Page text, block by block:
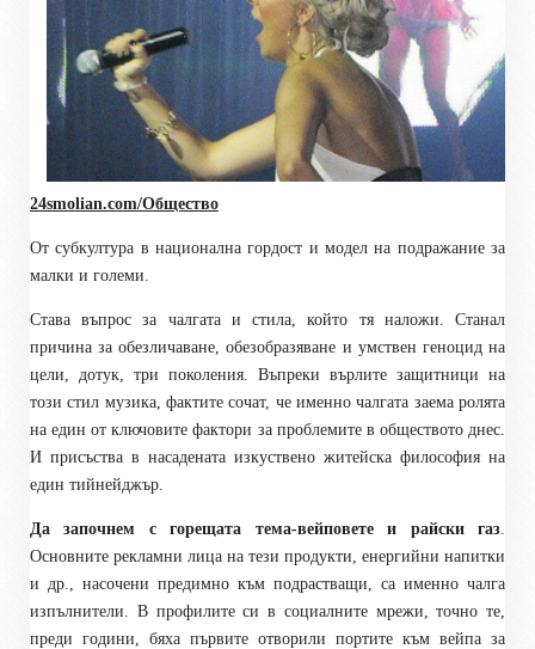
24smolian.com/Общество
От субкултура в национална гордост и модел на подражание за
малки и големи.
Става въпрос за чалгата и стила, който тя наложи. Станал
причина за обезличаване, обезобразяване и умствен геноцид на
цели, дотук, три поколения. Въпреки върлите защитници на
този стил музика, фактите сочат, че именно чалгата заема ролята
на един от ключовите фактори за проблемите в обществото днес.
И присъства в насадената изкуствено житейска философия на
един тийнейджър.
Да започнем с горещата тема-вейповете и райски газ
Основните рекламни лица на тези продукти, енергийни напитки
и др., насочени предимно към подрастващи, са именно чалга
изпълнители. В профилите си в социалните мрежи, точно те,
преди години, бяха първите отворили портите към вейпа за